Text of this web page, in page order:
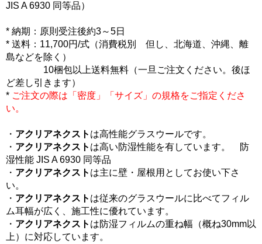
JIS A 6930 同等品）
* 納期：原則受注後約3～5日
* 送料：11,700円/式（消費税別 但し、北海道、沖縄、離
島などを除く）
10梱包以上送料無料（一旦ご注文ください。後ほ
ど差し引きます）
* ご注文の際は「密度」「サイズ」の規格をご指定くださ
い。
・ アクリアネクスト は高性能グラスウールです。
・ アクリアネクスト は高い防湿性能を有しています。 防
湿性能 JIS A 6930 同等品
・ アクリアネクスト は主に壁・屋根用としてお使い下さ
い。
・ アクリアネクスト は従来のグラスウールに比べてフィル
ム耳幅が広く、施工性に優れています。
・ アクリアネクスト は防湿フィルムの重ね幅（概ね30mm以
上）に対応しています。